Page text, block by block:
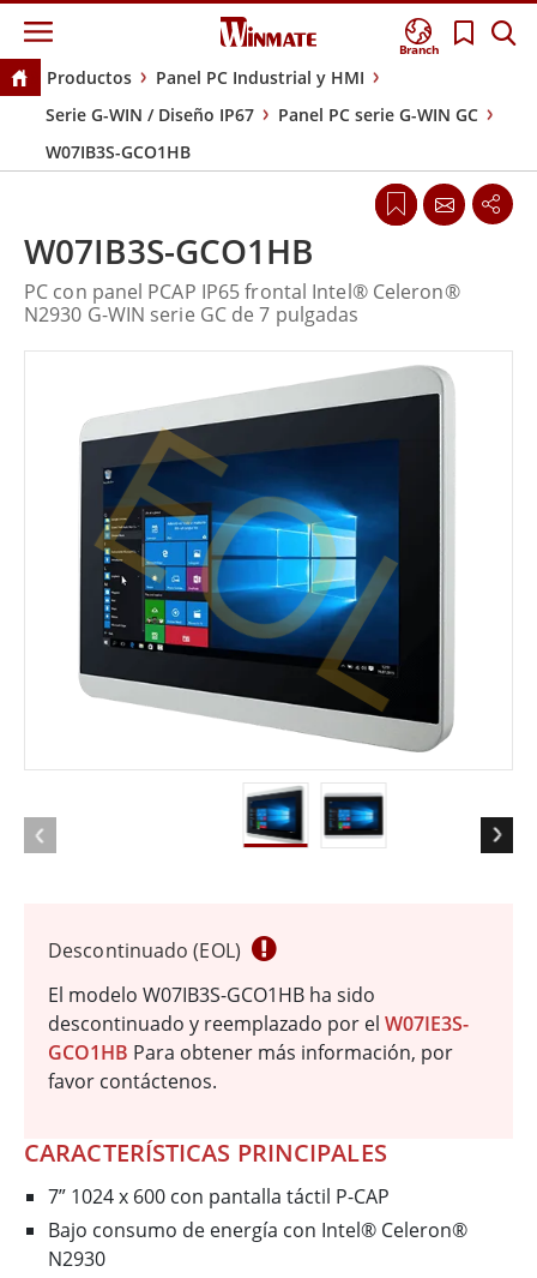
Branch
Productos
Panel PC Industrial y HMI
Serie G-WIN / Diseño IP67
Panel PC serie G-WIN GC
W07IB3S-GCO1HB
Descontinuado (EOL)
El modelo W07IB3S-GCO1HB ha sido
descontinuado y reemplazado por el W07IE3S-
GCO1HB Para obtener más información, por
favor contáctenos.
CARACTERÍSTICAS PRINCIPALES
7” 1024 x 600 con pantalla táctil P-CAP
Bajo consumo de energía con Intel® Celeron®
N2930
W07IB3S-GCO1HB
PC con panel PCAP IP65 frontal Intel® Celeron®
N2930 G-WIN serie GC de 7 pulgadas
EOL